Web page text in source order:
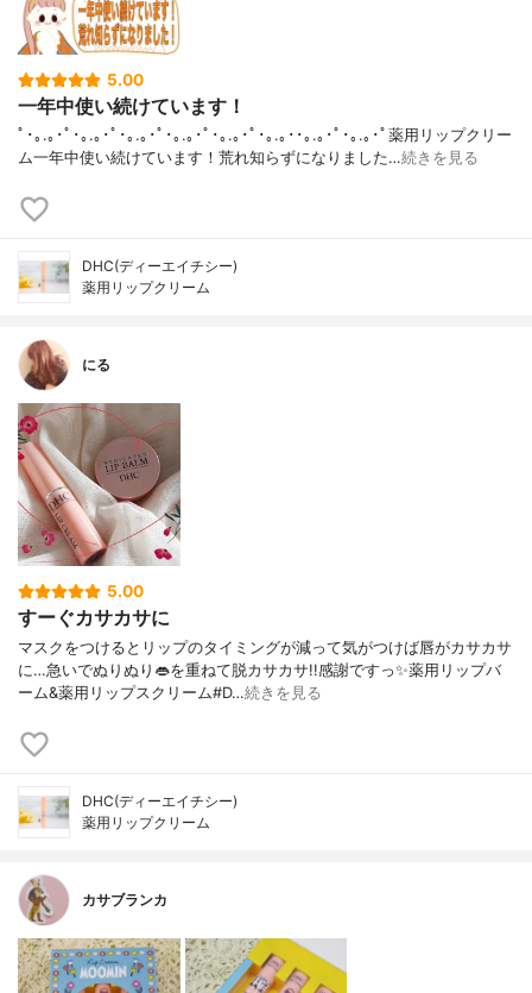
5.00
一年中使い続けています！
ﾟ･｡.｡･ﾟ･｡.｡･ﾟ･｡.｡･ﾟ･｡.｡･ﾟ･｡.｡･ﾟ･｡.｡･･｡.｡･ﾟ･｡.｡･ﾟ薬用リップクリー
ム一年中使い続けています！荒れ知らずになりました…続きを見る
DHC(ディーエイチシー)
薬用リップクリーム
にる
5.00
すーぐカサカサに
マスクをつけるとリップのタイミングが減って気がつけば唇がカサカサ
に…急いでぬりぬり👄を重ねて脱カサカサ!!感謝ですっ✨薬用リップバ
ーム&薬用リップスクリーム#D…続きを見る
DHC(ディーエイチシー)
薬用リップクリーム
カサブランカ